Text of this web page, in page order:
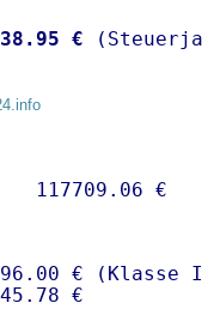
€
€ (Klasse I)
€